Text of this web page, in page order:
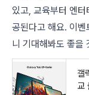
있고, 교육부터 엔
공된다고 해요. 이벤
니 기대해봐도 좋을
갤
교